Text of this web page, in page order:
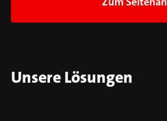
Unsere Lösungen